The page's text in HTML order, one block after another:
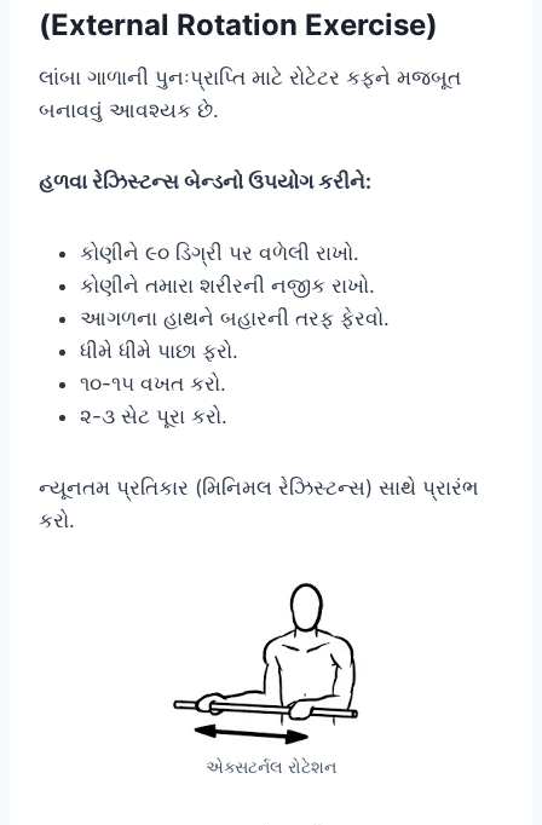
(External Rotation Exercise)
લાંબા ગાળાની પુનઃપ્રાપ્તિ માટે રોટેટર કફને મજબૂત
બનાવવું આવશ્યક છે.
હળવા રેઝિસ્ટન્સ બેન્ડનો ઉપયોગ કરીને:
કોણીને ૯૦ ડિગ્રી પર વળેલી રાખો.
કોણીને તમારા શરીરની નજીક રાખો.
આગળના હાથને બહારની તરફ ફેરવો.
ધીમે ધીમે પાછા ફરો.
૧૦-૧૫ વખત કરો.
૨-૩ સેટ પૂરા કરો.
ન્યૂનતમ પ્રતિકાર (મિનિમલ રેઝિસ્ટન્સ) સાથે પ્રારંભ
કરો.
એક્સટર્નલ રોટેશન